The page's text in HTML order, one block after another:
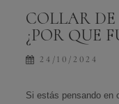
COLLAR DE
¿POR QUE
24/10/2024
Si estás pensando en